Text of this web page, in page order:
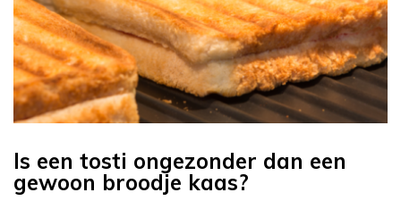
Is een tosti ongezonder dan een
gewoon broodje kaas?